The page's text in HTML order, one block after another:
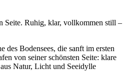
Seite. Ruhig, klar, vollkommen still –
des Bodensees, die sanft im ersten
von seiner schönsten Seite: klare
Natur, Licht und Seeidylle